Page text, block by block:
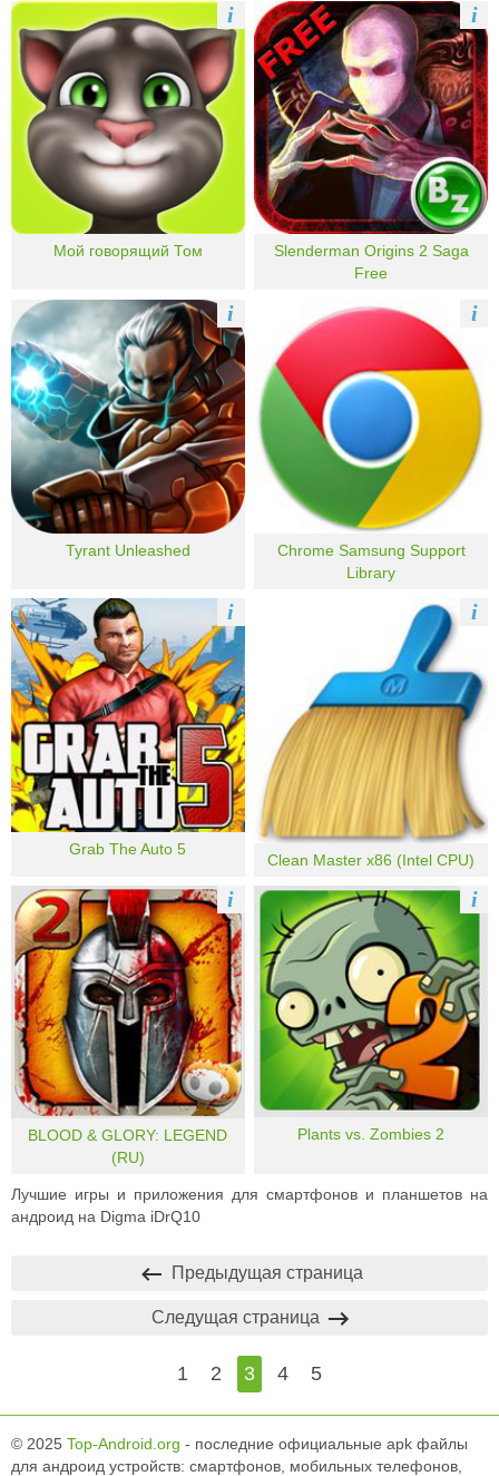
Мой говорящий Том
i
Slenderman Origins 2 Saga
Free
i
Tyrant Unleashed
i
Chrome Samsung Support
Library
i
Grab The Auto 5
i
Clean Master x86 (Intel CPU)
i
BLOOD & GLORY: LEGEND
(RU)
i
Plants vs. Zombies 2
i
Лучшие игры и приложения для смартфонов и планшетов на
андроид на Digma iDrQ10
Предыдущая страница
1 2 3 4 5
Следущая страница
© 2025 Top-Android.org - последние официальные apk файлы
для андроид устройств: смартфонов, мобильных телефонов,